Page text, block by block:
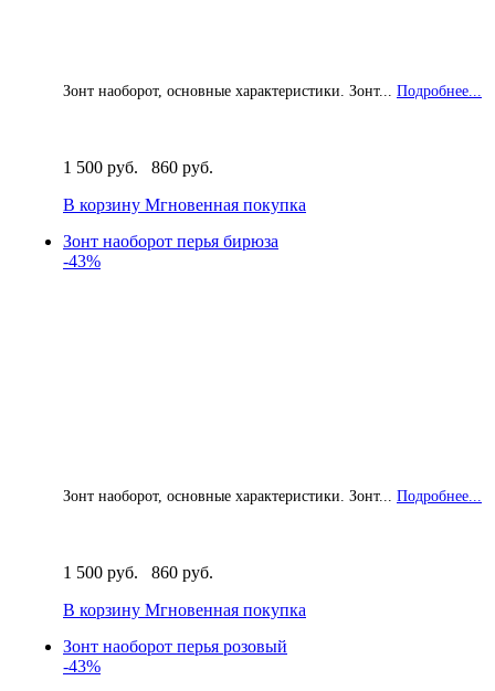
Зонт наоборот, основные характеристики. Зонт... Подробнее...
1 500 руб.
860 руб.
В корзину Мгновенная покупка
Зонт наоборот перья бирюза
-43%
Зонт наоборот, основные характеристики. Зонт... Подробнее...
1 500 руб.
860 руб.
В корзину Мгновенная покупка
Зонт наоборот перья розовый
-43%